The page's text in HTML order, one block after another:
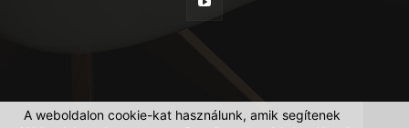
A weboldalon cookie-kat használunk, amik segítenek